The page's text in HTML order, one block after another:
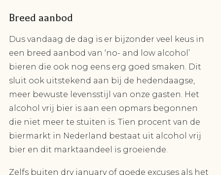
Breed aanbod
Dus vandaag de dag is er bijzonder veel keus in
een breed aanbod van ‘no- and low alcohol’
bieren die ook nog eens erg goed smaken. Dit
sluit ook uitstekend aan bij de hedendaagse,
meer bewuste levensstijl van onze gasten. Het
alcohol vrij bier is aan een opmars begonnen
die niet meer te stuiten is. Tien procent van de
biermarkt in Nederland bestaat uit alcohol vrij
bier en dit marktaandeel is groeiende.
Zelfs buiten dry january of goede excuses als het